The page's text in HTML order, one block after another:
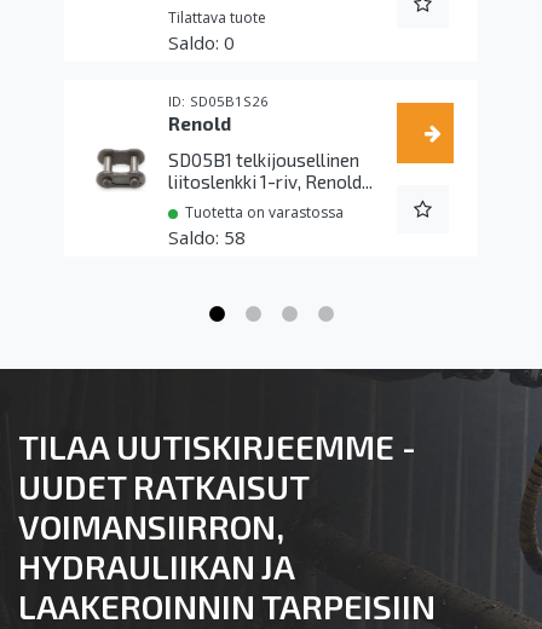
Tilattava tuote
0
SD05B1S26
Renold
SD05B1 telkijousellinen
liitoslenkki 1-riv, Renold...
Tuotetta on varastossa
58
TILAA UUTISKIRJEEMME -
UUDET RATKAISUT
VOIMANSIIRRON,
HYDRAULIIKAN JA
LAAKEROINNIN TARPEISIIN